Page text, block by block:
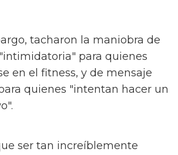
tacharon la maniobra de
para quienes
en el fitness, y de mensaje
quienes "intentan hacer un
ser tan increíblemente